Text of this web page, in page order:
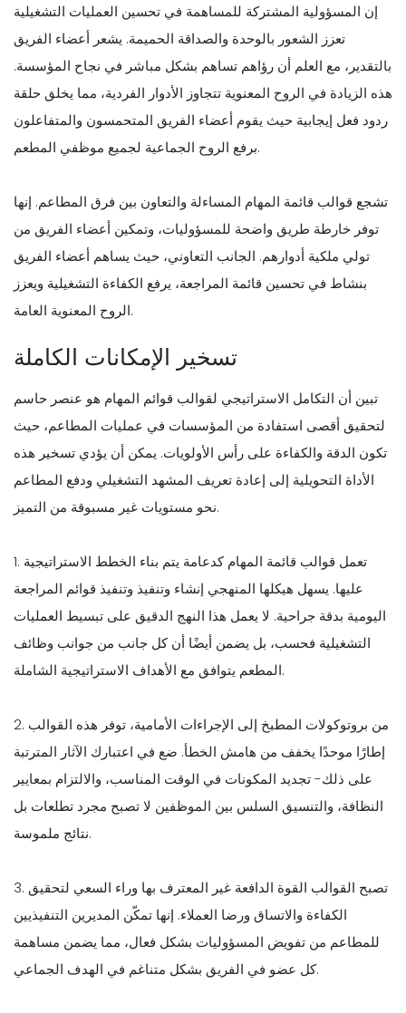
إن المسؤولية المشتركة للمساهمة في تحسين العمليات التشغيلية
تعزز الشعور بالوحدة والصداقة الحميمة. يشعر أعضاء الفريق
بالتقدير، مع العلم أن رؤاهم تساهم بشكل مباشر في نجاح المؤسسة.
هذه الزيادة في الروح المعنوية تتجاوز الأدوار الفردية، مما يخلق حلقة
ردود فعل إيجابية حيث يقوم أعضاء الفريق المتحمسون والمتفاعلون
برفع الروح الجماعية لجميع موظفي المطعم.
تشجع قوالب قائمة المهام المساءلة والتعاون بين فرق المطاعم. إنها
توفر خارطة طريق واضحة للمسؤوليات، وتمكين أعضاء الفريق من
تولي ملكية أدوارهم. الجانب التعاوني، حيث يساهم أعضاء الفريق
بنشاط في تحسين قائمة المراجعة، يرفع الكفاءة التشغيلية ويعزز
الروح المعنوية العامة.
تسخير الإمكانات الكاملة
تبين أن التكامل الاستراتيجي لقوالب قوائم المهام هو عنصر حاسم
لتحقيق أقصى استفادة من المؤسسات في عمليات المطاعم، حيث
تكون الدقة والكفاءة على رأس الأولويات. يمكن أن يؤدي تسخير هذه
الأداة التحويلية إلى إعادة تعريف المشهد التشغيلي ودفع المطاعم
نحو مستويات غير مسبوقة من التميز.
1. تعمل قوالب قائمة المهام كدعامة يتم بناء الخطط الاستراتيجية
عليها. يسهل هيكلها المنهجي إنشاء وتنفيذ وتنفيذ قوائم المراجعة
اليومية بدقة جراحية. لا يعمل هذا النهج الدقيق على تبسيط العمليات
التشغيلية فحسب، بل يضمن أيضًا أن كل جانب من جوانب وظائف
المطعم يتوافق مع الأهداف الاستراتيجية الشاملة.
2. من بروتوكولات المطبخ إلى الإجراءات الأمامية، توفر هذه القوالب
إطارًا موحدًا يخفف من هامش الخطأ. ضع في اعتبارك الآثار المترتبة
على ذلك- تجديد المكونات في الوقت المناسب، والالتزام بمعايير
النظافة، والتنسيق السلس بين الموظفين لا تصبح مجرد تطلعات بل
نتائج ملموسة.
3. تصبح القوالب القوة الدافعة غير المعترف بها وراء السعي لتحقيق
الكفاءة والاتساق ورضا العملاء. إنها تمكّن المديرين التنفيذيين
للمطاعم من تفويض المسؤوليات بشكل فعال، مما يضمن مساهمة
كل عضو في الفريق بشكل متناغم في الهدف الجماعي.